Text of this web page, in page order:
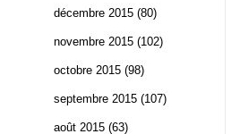
décembre 2015 (80)
novembre 2015 (102)
octobre 2015 (98)
septembre 2015 (107)
août 2015 (63)